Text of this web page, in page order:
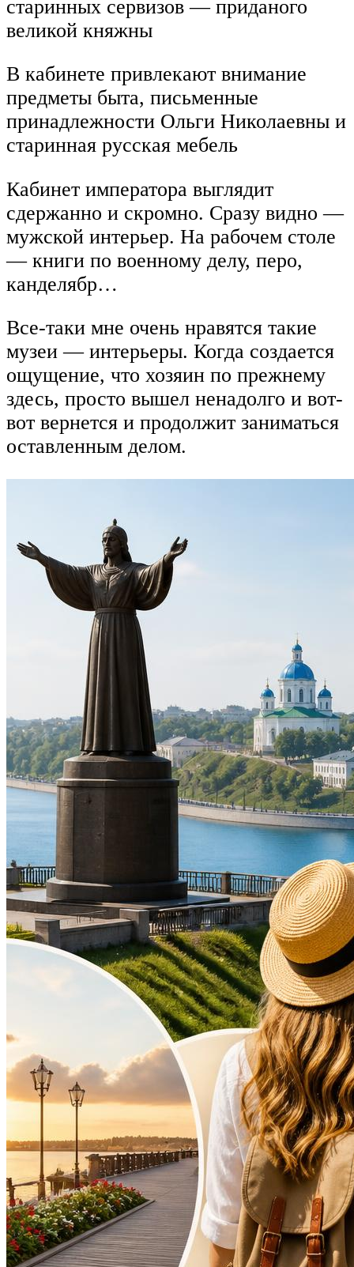
старинных сервизов — приданого
великой княжны
В кабинете привлекают внимание
предметы быта, письменные
принадлежности Ольги Николаевны и
старинная русская мебель
Кабинет императора выглядит
сдержанно и скромно. Сразу видно —
мужской интерьер. На рабочем столе
— книги по военному делу, перо,
канделябр…
Все-таки мне очень нравятся такие
музеи — интерьеры. Когда создается
ощущение, что хозяин по прежнему
здесь, просто вышел ненадолго и вот-
вот вернется и продолжит заниматься
оставленным делом.